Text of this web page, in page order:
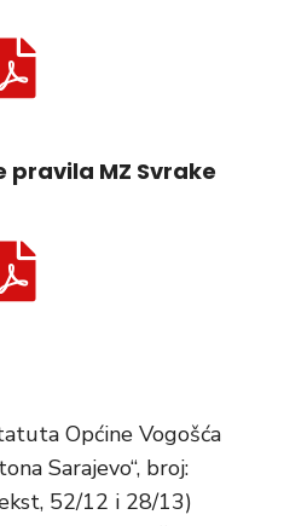
pravila MZ Svrake
Općine Vogošća
Sarajevo“, broj:
52/12 i 28/13)